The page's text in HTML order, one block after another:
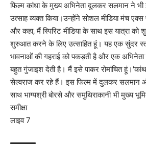
फिल्म कांधा के मुख्य अभिनेता दुलकर सलमान ने
उत्साह व्यक्त किया।उन्होंने सोशल मीडिया मंच
और कहा, मैं स्पिरिट मीडिया के साथ इस यात्रा
शुरुआत करने के लिए उत्साहित हूं। यह एक सुंदर
भावनाओं की गहराई को पकड़ती है और एक
बहुत गुंजाइश देती है। मैं इसे पाकर रोमांचित
सेल्वराज कर रहे हैं। इस फिल्म में दुलकर सलमान
साथ भाग्यश्री बोरसे और समुथिराकानी भी मुख्य
समीक्षा
लाइव 7